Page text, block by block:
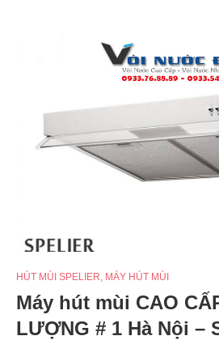
HÚT MÙI SPELIER, MÁY HÚT MÙI
Máy hút mùi CAO
LƯỢNG # 1 Hà Nội –